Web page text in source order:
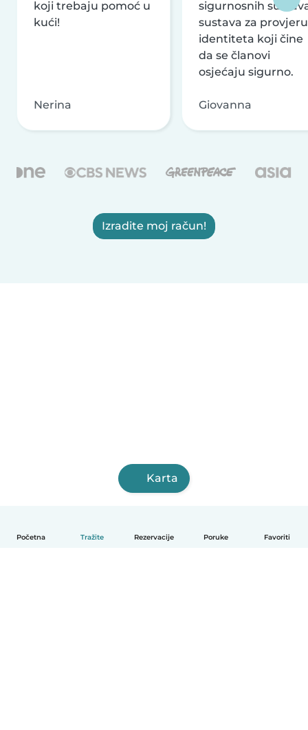
Početna Tražite Rezervacije Poruke Favoriti
koji trebaju pomoć u
kući!
Nerina
sigurnosnih
sustava za provjeru
identiteta koji čine
da se članovi
osjećaju sigurno.
Giovanna
Izradite moj račun!
Karta